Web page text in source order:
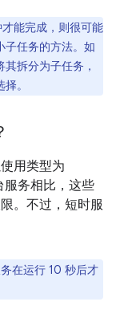
能完成，则很可能
子任务的方法。如
拆分为子任务，
。
用类型为
服务相比，这些
。不过，短时服
在运行 10 秒后才